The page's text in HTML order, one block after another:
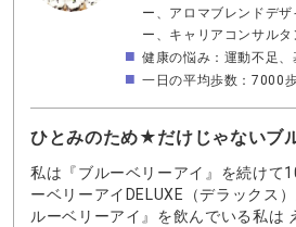
ー、アロマブレンドデ
ー、キャリアコンサルタ
健康の悩み：運動不足
一日の平均歩数：7000
ひとみのため★だけじゃないブ
私は『ブルーベリーアイ』を続けて
ーベリーアイDELUXE（デラックス
ルーベリーアイ』を飲んでいる私は